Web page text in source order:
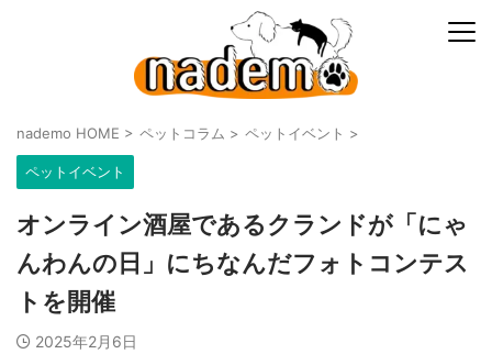
nademo HOME > ペットコラム > ペットイベント >
ペットイベント
オンライン酒屋であるクランドが「にゃ
んわんの日」にちなんだフォトコンテス
トを開催
2025年2月6日